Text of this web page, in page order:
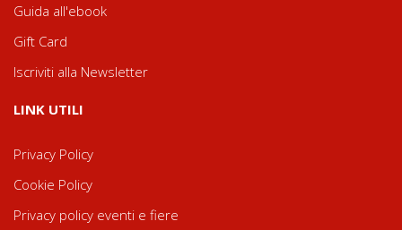
Guida all'ebook
Gift Card
Iscriviti alla Newsletter
LINK UTILI
Privacy Policy
Cookie Policy
Privacy policy eventi e fiere